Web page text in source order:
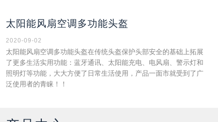
太阳能风扇空调多功能头盔
2020-09-02
太阳能风扇空调多功能头盔在传统头盔保护头部安全的基础上拓展
了更多生活实用功能：蓝牙通讯、太阳能充电、电风扇、警示灯和
照明灯等功能，大大方便了日常生活使用，产品一面市就受到了广
泛使用者的青睐！！